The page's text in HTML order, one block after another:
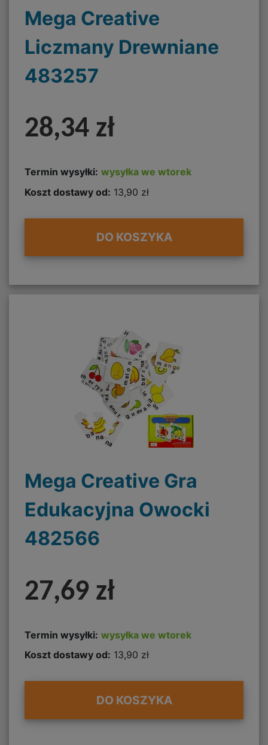
Mega Creative
Liczmany Drewniane
483257
28,34 zł
Termin wysyłki: wysyłka we wtorek
Koszt dostawy od: 13,90 zł
DO KOSZYKA
Mega Creative Gra
Edukacyjna Owocki
482566
27,69 zł
Termin wysyłki: wysyłka we wtorek
Koszt dostawy od: 13,90 zł
DO KOSZYKA